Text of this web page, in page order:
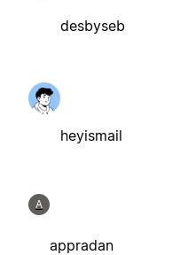
desbyseb
heyismail
A
appradan